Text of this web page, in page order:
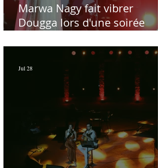
Marwa Nagy fait vibrer
Dougga lors d'une soirée
Hamdi - Par Sofien Manaï
Jul 28